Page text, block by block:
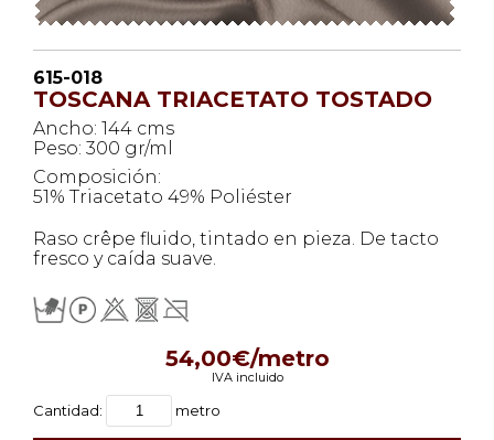
615-018
TOSCANA TRIACETATO TOSTADO
Ancho: 144 cms
Peso: 300 gr/ml
Composición:
51% Triacetato 49% Poliéster
Raso crêpe fluido, tintado en pieza. De tacto
fresco y caída suave.
54,00€/metro
IVA incluido
Cantidad: metro